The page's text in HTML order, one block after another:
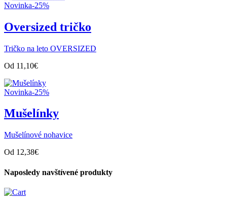
Novinka-25%
Oversized tričko
Tričko na leto OVERSIZED
Od 11,10€
Novinka-25%
Mušelínky
Mušelínové nohavice
Od 12,38€
Naposledy navštívené produkty